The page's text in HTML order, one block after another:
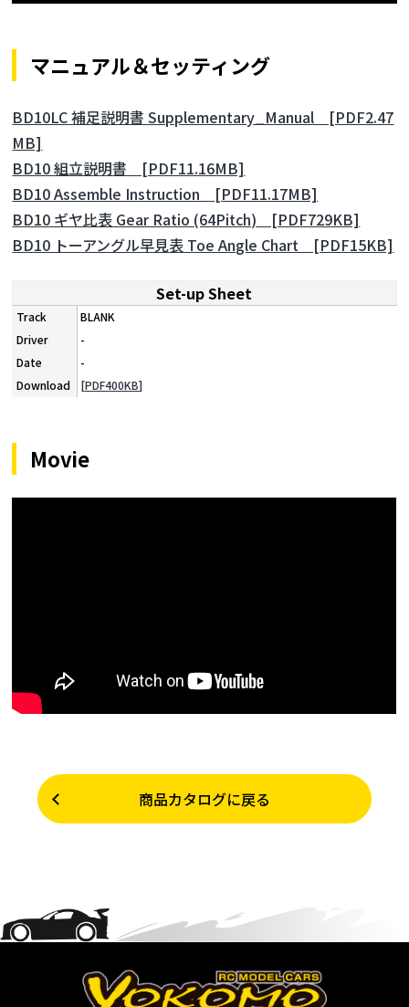
マニュアル＆セッティング
BD10LC 補足説明書 Supplementary_Manual [PDF2.47
MB]
BD10 組立説明書 [PDF11.16MB]
BD10 Assemble Instruction [PDF11.17MB]
BD10 ギヤ比表 Gear Ratio (64Pitch) [PDF729KB]
BD10 トーアングル早見表 Toe Angle Chart [PDF15KB]
Set-up Sheet
BLANK
-
-
[PDF400KB]
Movie
商品カタログに戻る